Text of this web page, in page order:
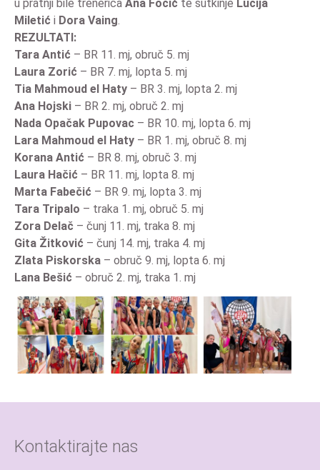
u pratnji bile trenerica Ana Fočić te sutkinje Lucija
Miletić i Dora Vaing
REZULTATI:
Tara Antić – BR 11. mj, obruč 5. mj
Laura Zorić – BR 7. mj, lopta 5. mj
Tia Mahmoud el Haty – BR 3. mj, lopta 2. mj
Ana Hojski – BR 2. mj, obruč 2. mj
Nada Opačak Pupovac – BR 10. mj, lopta 6. mj
Lara Mahmoud el Haty – BR 1. mj, obruč 8. mj
Korana Antić – BR 8. mj, obruč 3. mj
Laura Hačić – BR 11. mj, lopta 8. mj
Marta Fabečić – BR 9. mj, lopta 3. mj
Tara Tripalo – traka 1. mj, obruč 5. mj
Zora Delač – čunj 11. mj, traka 8. mj
Gita Žitković – čunj 14. mj, traka 4. mj
Zlata Piskorska – obruč 9. mj, lopta 6. mj
Lana Bešić – obruč 2. mj, traka 1. mj
Kontaktirajte nas